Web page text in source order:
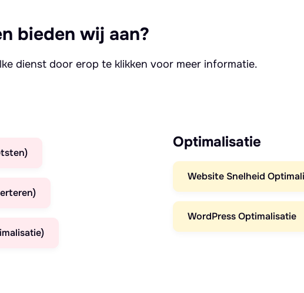
bieden wij aan?
dienst door erop te klikken voor meer informatie.
Optimalisatie
Website Snelheid
WordPress Optimalisatie